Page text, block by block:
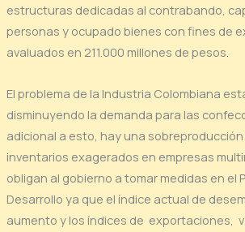
estructuras dedicadas al contrabando,
personas y ocupado bienes con fines de
avaluados en 211.000 millones de pesos.
El problema de la Industria Colombiana
disminuyendo la demanda para las
adicional a esto, hay una
inventarios exagerados en empresas
obligan al gobierno a tomar medidas en el
Desarrollo ya que el índice actual de
aumento y los índices de exportaciones,